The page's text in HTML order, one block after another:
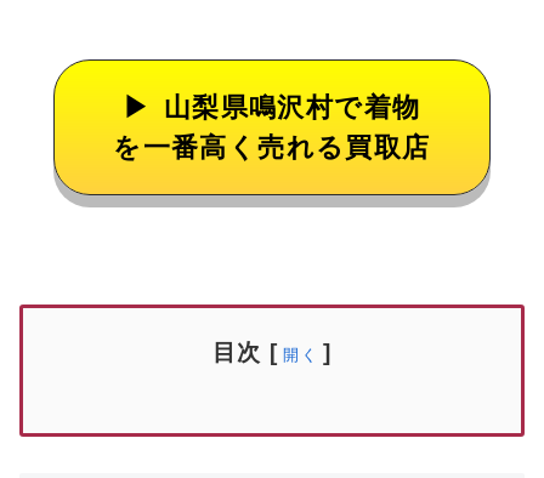
山梨県鳴沢村で着物
を一番高く売れる買取店
目次 [ 開く ]